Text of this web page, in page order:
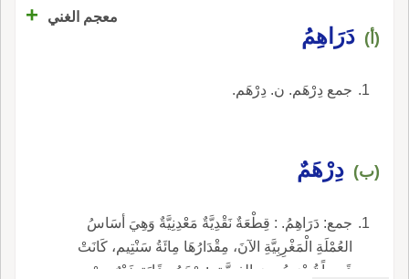
معجم الغني +
(أ) دَرَاهِمُ
جمع دِرْهَم. ن. دِرْهَم.
(ب) دِرْهَمٌ
جمع: دَرَاهِمُ. : قِطْعَةٌ نَقْدِيَّةٌ مَعْدِنِيَّةٌ وَهِيَ أسَاسُ
العُمْلَةِ الْمَغْرِبِيَّةِ الآنَ، مِقْدَارُهَا مِائَةُ سَنْتِيم، كَانَتْ
قَدِيماً تُضْرَبُ مِنَ الفِضَّةِ. :دِرْهَمُ وِقَايَةٍ خَيْرٌ مِنْ